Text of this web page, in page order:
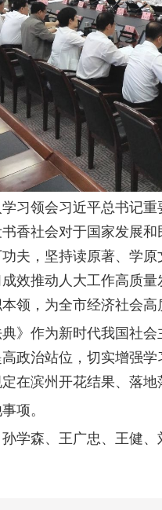
习领会习近平总书记
香社会对于国家发展
夫，坚持读原著、学
效推动人大工作高质
领，为全市经济社会高
》作为新时代我国社
政治站位，切实增强
在滨州开花结果、落地
项。
学森、王广忠、王健、